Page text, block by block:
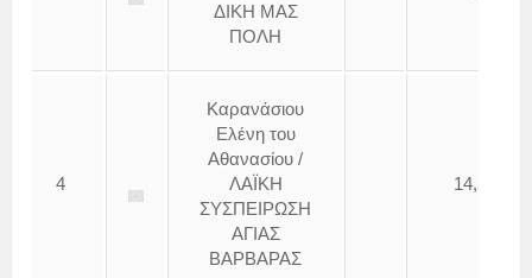
ΔΙΚΗ ΜΑΣ
ΠΟΛΗ
4
Καρανάσιου
Ελένη του
Αθανασίου /
ΛΑΪΚΗ
ΣΥΣΠΕΙΡΩΣΗ
ΑΓΙΑΣ
ΒΑΡΒΑΡΑΣ
14,23